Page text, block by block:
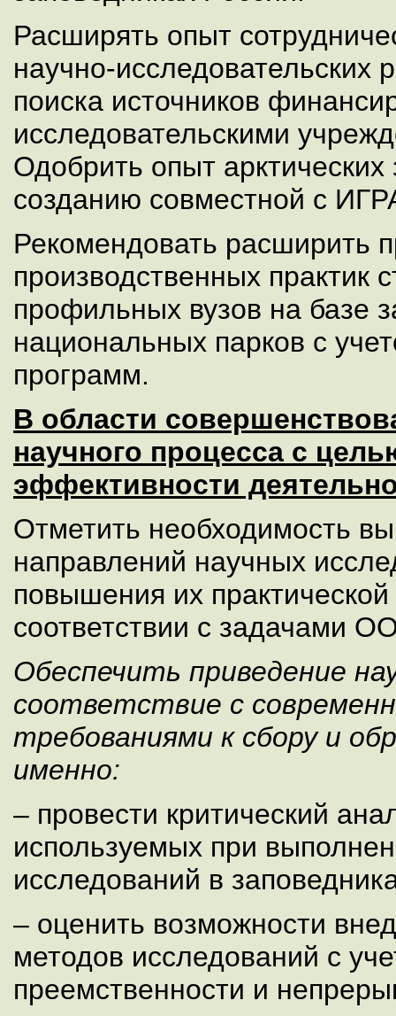
Расширять опыт
научно-исследовательских
поиска источников
исследовательскими
Одобрить опыт арктических
созданию совместной с
Рекомендовать расширить
производственных практик
профильных вузов на базе
национальных парков с
программ.
В области
научного процесса с
эффективности
Отметить необходимость
направлений научных
повышения их
соответствии с задачами
Обеспечить приведение
соответствие с
требованиями к сбору и
именно:
– провести критический
используемых при
исследований в
– оценить возможности
методов исследований с
преемственности и